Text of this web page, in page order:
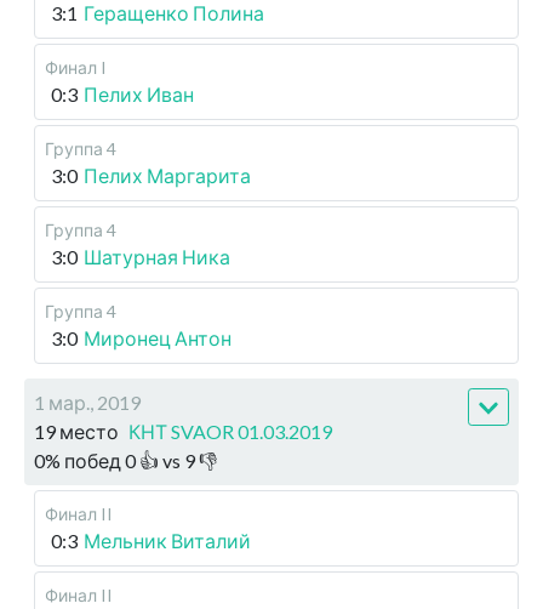
3:1 Геращенко Полина
Финал I
0:3 Пелих Иван
Группа 4
3:0 Пелих Маргарита
Группа 4
3:0 Шатурная Ника
Группа 4
3:0 Миронец Антон
1 мар., 2019
19 место КНТ SVAOR 01.03.2019
0% побед 0👍 vs 9👎
Финал II
0:3 Мельник Виталий
Финал II